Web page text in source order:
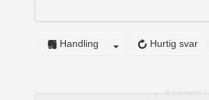
Hurtig svar
Handling
8 måneder